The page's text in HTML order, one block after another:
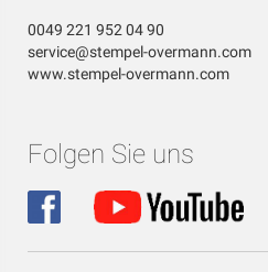
0049 221 952 04 90
service@stempel-overmann.com
www.stempel-overmann.com
Folgen Sie uns